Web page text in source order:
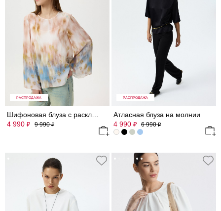
РАСПРОДАЖА
4 990 ₽ 9 990₽
РАСПРОДАЖА
Атласная блуза на молнии
4 990 ₽ 6 990₽